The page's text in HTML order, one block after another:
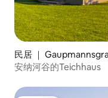
民居 ｜
安纳河谷的Teichhaus